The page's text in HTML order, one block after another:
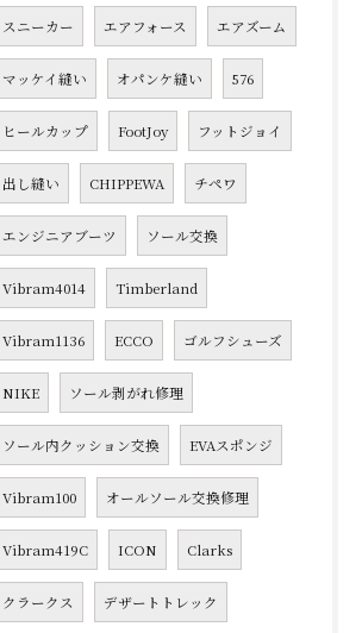
スニーカー エアフォース エアズーム
マッケイ縫い オパンケ縫い 576
ヒールカップ FootJoy フットジョイ
出し縫い CHIPPEWA チペワ
エンジニアブーツ ソール交換
Vibram4014 Timberland
Vibram1136 ECCO ゴルフシューズ
NIKE ソール剥がれ修理
ソール内クッション交換 EVAスポンジ
Vibram100 オールソール交換修理
Vibram419C ICON Clarks
クラークス デザートトレック